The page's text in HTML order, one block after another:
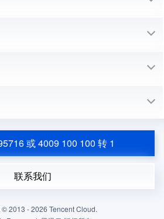
或 4009 100 100 转 1
联系我们
© 2013 -2026 Tencent Cloud.